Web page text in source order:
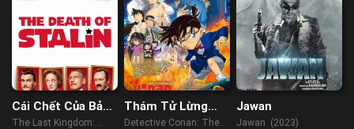
Cái Chết Của Bảy
Vị Vua
The Last Kingdom:
Thám Tử Lừng
Danh Conan: Nàng
Detective Conan: The
Jawan
Jawan (2023)